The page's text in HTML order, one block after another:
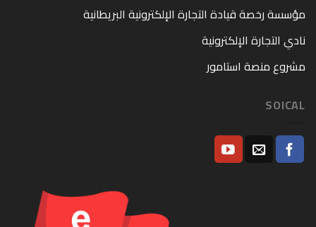
مؤسسة رخصة قيادة التجارة الإلكترونية البريطانية
نادي التجارة الإلكترونية
مشروع منصة استامور
SOICAL